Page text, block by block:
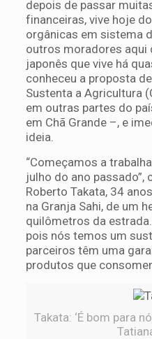
depois de passar
financeiras, vive hoje
orgânicas em sistema
outros moradores aqui
japonês que vive há
conheceu a proposta
Sustenta a Agricultura
em outras partes do
em Chã Grande –, e
ideia.
“Começamos a
julho do ano passado”,
Roberto Takata, 34
na Granja Sahi, de um
quilômetros da
pois nós temos um
parceiros têm uma
produtos que
Takata: ‘É bom para